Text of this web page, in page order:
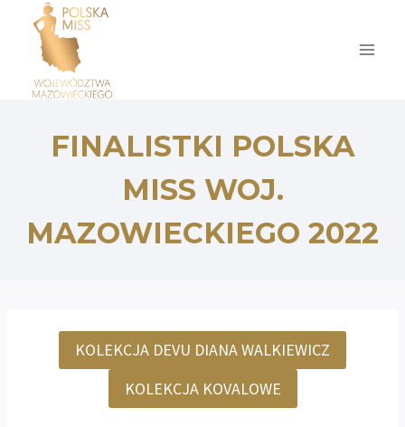
Przejdź
FINALISTKI POLSKA
MISS WOJ.
MAZOWIECKIEGO 2022
KOLEKCJA DEVU DIANA WALKIEWICZ
KOLEKCJA KOVALOWE